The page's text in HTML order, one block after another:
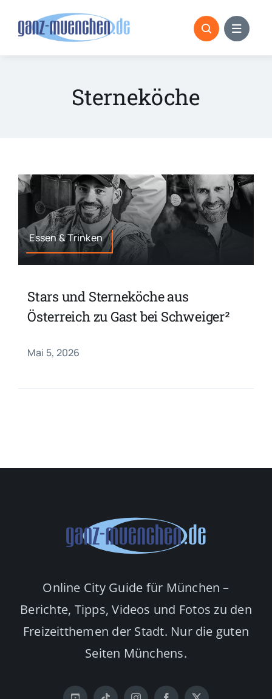
Sterneköche
Essen & Trinken
Stars und Sterneköche aus
Österreich zu Gast bei Schweiger²
Mai 5, 2026
Online City Guide für München –
Berichte, Tipps, Videos und Fotos zu den
Freizeitthemen der Stadt. Nur die guten
Seiten Münchens.